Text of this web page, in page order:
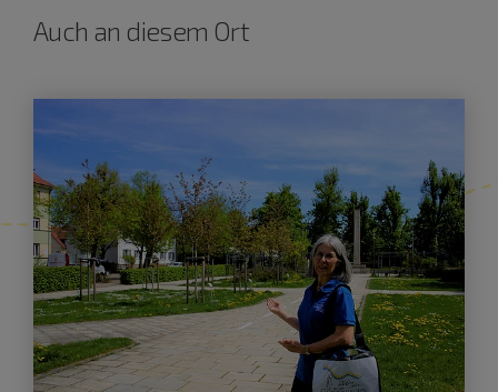
Auch an diesem Ort